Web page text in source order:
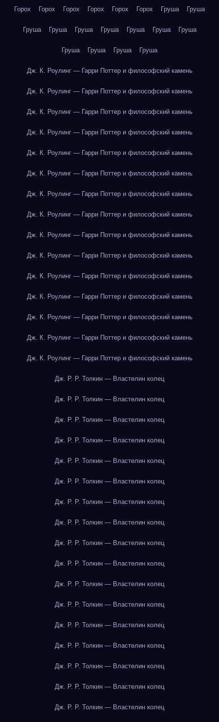
Горох Горох Горох Горох Горох Горох Груша Груша
Груша Груша Груша Груша Груша Груша Груша
Груша Груша Груша Груша
Дж. К. Роулинг — Гарри Поттер и философский камень
Дж. К. Роулинг — Гарри Поттер и философский камень
Дж. К. Роулинг — Гарри Поттер и философский камень
Дж. К. Роулинг — Гарри Поттер и философский камень
Дж. К. Роулинг — Гарри Поттер и философский камень
Дж. К. Роулинг — Гарри Поттер и философский камень
Дж. К. Роулинг — Гарри Поттер и философский камень
Дж. К. Роулинг — Гарри Поттер и философский камень
Дж. К. Роулинг — Гарри Поттер и философский камень
Дж. К. Роулинг — Гарри Поттер и философский камень
Дж. К. Роулинг — Гарри Поттер и философский камень
Дж. К. Роулинг — Гарри Поттер и философский камень
Дж. К. Роулинг — Гарри Поттер и философский камень
Дж. К. Роулинг — Гарри Поттер и философский камень
Дж. К. Роулинг — Гарри Поттер и философский камень
Дж. Р. Р. Толкин — Властелин колец
Дж. Р. Р. Толкин — Властелин колец
Дж. Р. Р. Толкин — Властелин колец
Дж. Р. Р. Толкин — Властелин колец
Дж. Р. Р. Толкин — Властелин колец
Дж. Р. Р. Толкин — Властелин колец
Дж. Р. Р. Толкин — Властелин колец
Дж. Р. Р. Толкин — Властелин колец
Дж. Р. Р. Толкин — Властелин колец
Дж. Р. Р. Толкин — Властелин колец
Дж. Р. Р. Толкин — Властелин колец
Дж. Р. Р. Толкин — Властелин колец
Дж. Р. Р. Толкин — Властелин колец
Дж. Р. Р. Толкин — Властелин колец
Дж. Р. Р. Толкин — Властелин колец
Дж. Р. Р. Толкин — Властелин колец
Дж. Р. Р. Толкин — Властелин колец